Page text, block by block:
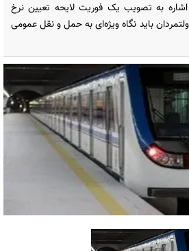
به تصویب یک فوریت لایحه تعیین نرخ
باید نگاه ویژه‌ای به حمل و نقل عمومی